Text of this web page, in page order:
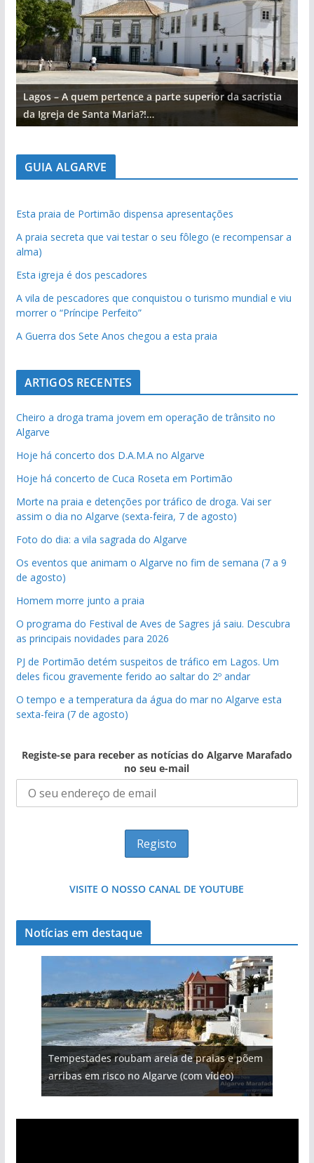
Lagos – A quem pertence a parte superior da sacristia
da Igreja de Santa Maria?!…
GUIA ALGARVE
Esta praia de Portimão dispensa apresentações
A praia secreta que vai testar o seu fôlego (e recompensar a
alma)
Esta igreja é dos pescadores
A vila de pescadores que conquistou o turismo mundial e viu
morrer o “Príncipe Perfeito”
A Guerra dos Sete Anos chegou a esta praia
ARTIGOS RECENTES
Cheiro a droga trama jovem em operação de trânsito no
Algarve
Hoje há concerto dos D.A.M.A no Algarve
Hoje há concerto de Cuca Roseta em Portimão
Morte na praia e detenções por tráfico de droga. Vai ser
assim o dia no Algarve (sexta-feira, 7 de agosto)
Foto do dia: a vila sagrada do Algarve
Os eventos que animam o Algarve no fim de semana (7 a 9
de agosto)
Homem morre junto a praia
O programa do Festival de Aves de Sagres já saiu. Descubra
as principais novidades para 2026
PJ de Portimão detém suspeitos de tráfico em Lagos. Um
deles ficou gravemente ferido ao saltar do 2º andar
O tempo e a temperatura da água do mar no Algarve esta
sexta-feira (7 de agosto)
Registe-se para receber as notícias do Algarve Marafado
no seu e-mail
VISITE O NOSSO CANAL DE YOUTUBE
Notícias em destaque
Tempestades roubam areia de praias e põem
arribas em risco no Algarve (com vídeo)